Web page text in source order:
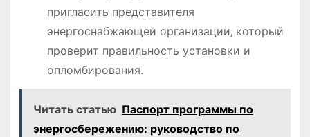
пригласить представителя
энергоснабжающей организации‚ который
проверит правильность установки и
опломбирования.
Читать статью Паспорт программы по
энергосбережению: руководство по